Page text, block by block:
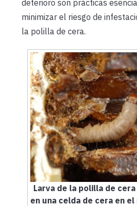
deterioro son prácticas
minimizar el riesgo de
la polilla de cera.
Larva de la polilla de
en una celda de cera en el